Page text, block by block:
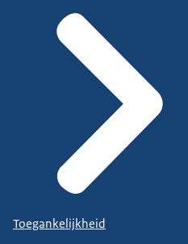
Toegankelijkheid